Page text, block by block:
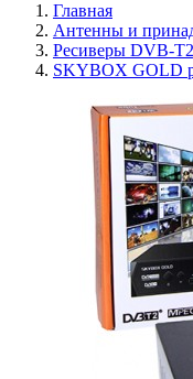
Главная
Антенны и
Ресиверы DVB-
SKYBOX GOLD